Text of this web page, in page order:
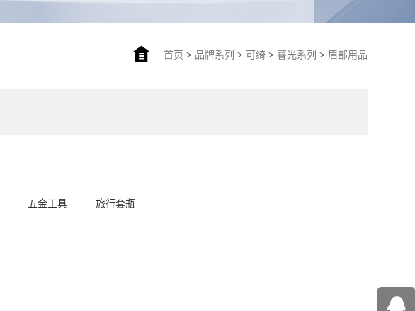
首页 > 品牌系列 > 可绮> 暮光系列 > 眉部用品
五金工具 旅行套瓶